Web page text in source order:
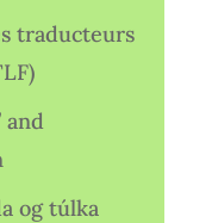
traducteurs
and
og túlka